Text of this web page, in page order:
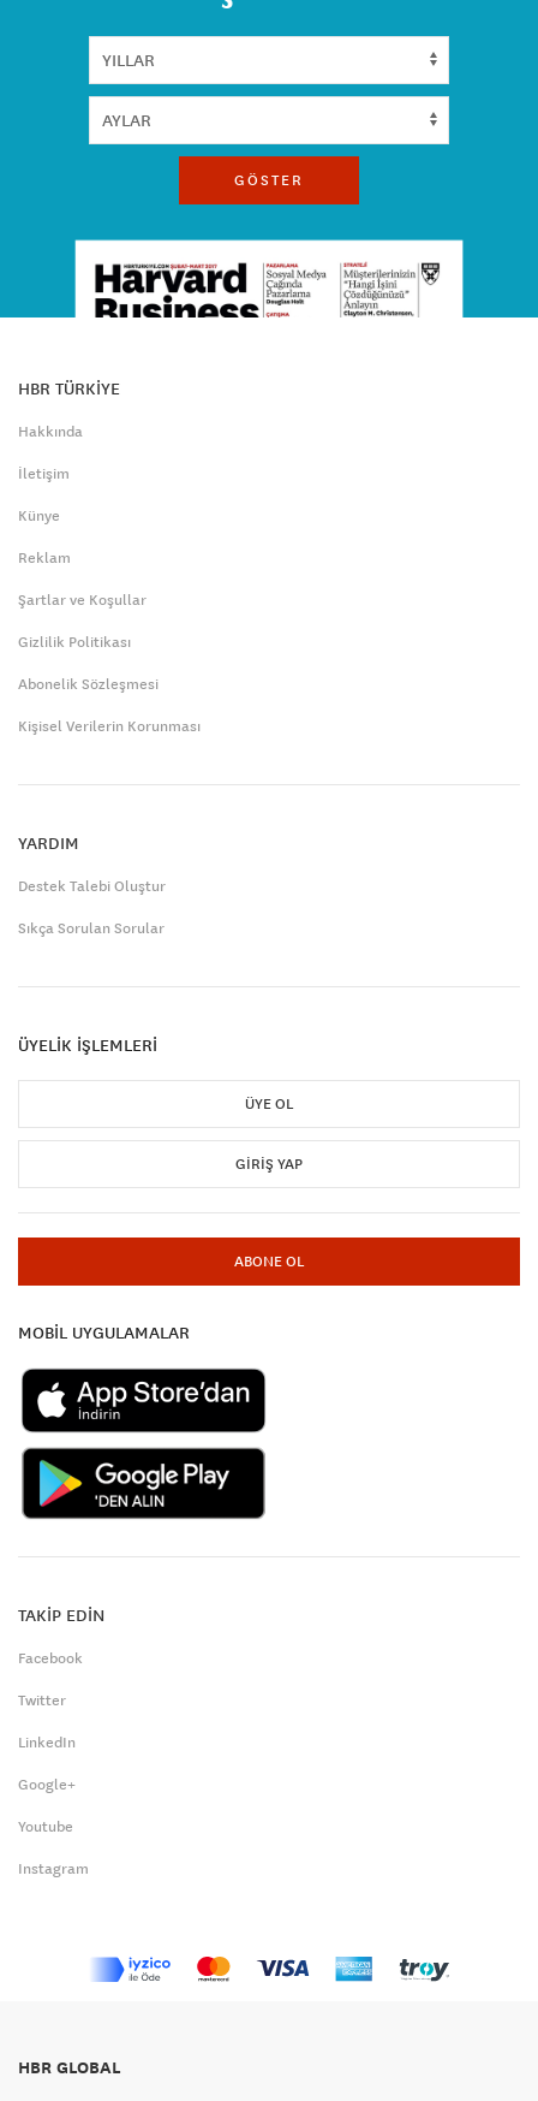
GÖSTER
HBR TÜRKİYE
Hakkında
İletişim
Künye
Reklam
Şartlar ve Koşullar
Gizlilik Politikası
Abonelik Sözleşmesi
Kişisel Verilerin Korunması
YARDIM
Destek Talebi Oluştur
Sıkça Sorulan Sorular
ÜYELİK İŞLEMLERİ
ÜYE OL
GIRIŞ YAP
ABONE OL
MOBİL UYGULAMALAR
TAKİP EDİN
Facebook
Twitter
LinkedIn
Google+
Youtube
Instagram
HBR GLOBAL